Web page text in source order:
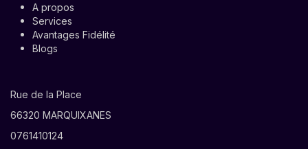
A propos
Services
Avantages Fidélité
Blogs
Rue de la Place
66320 MARQUIXANES
0761410124